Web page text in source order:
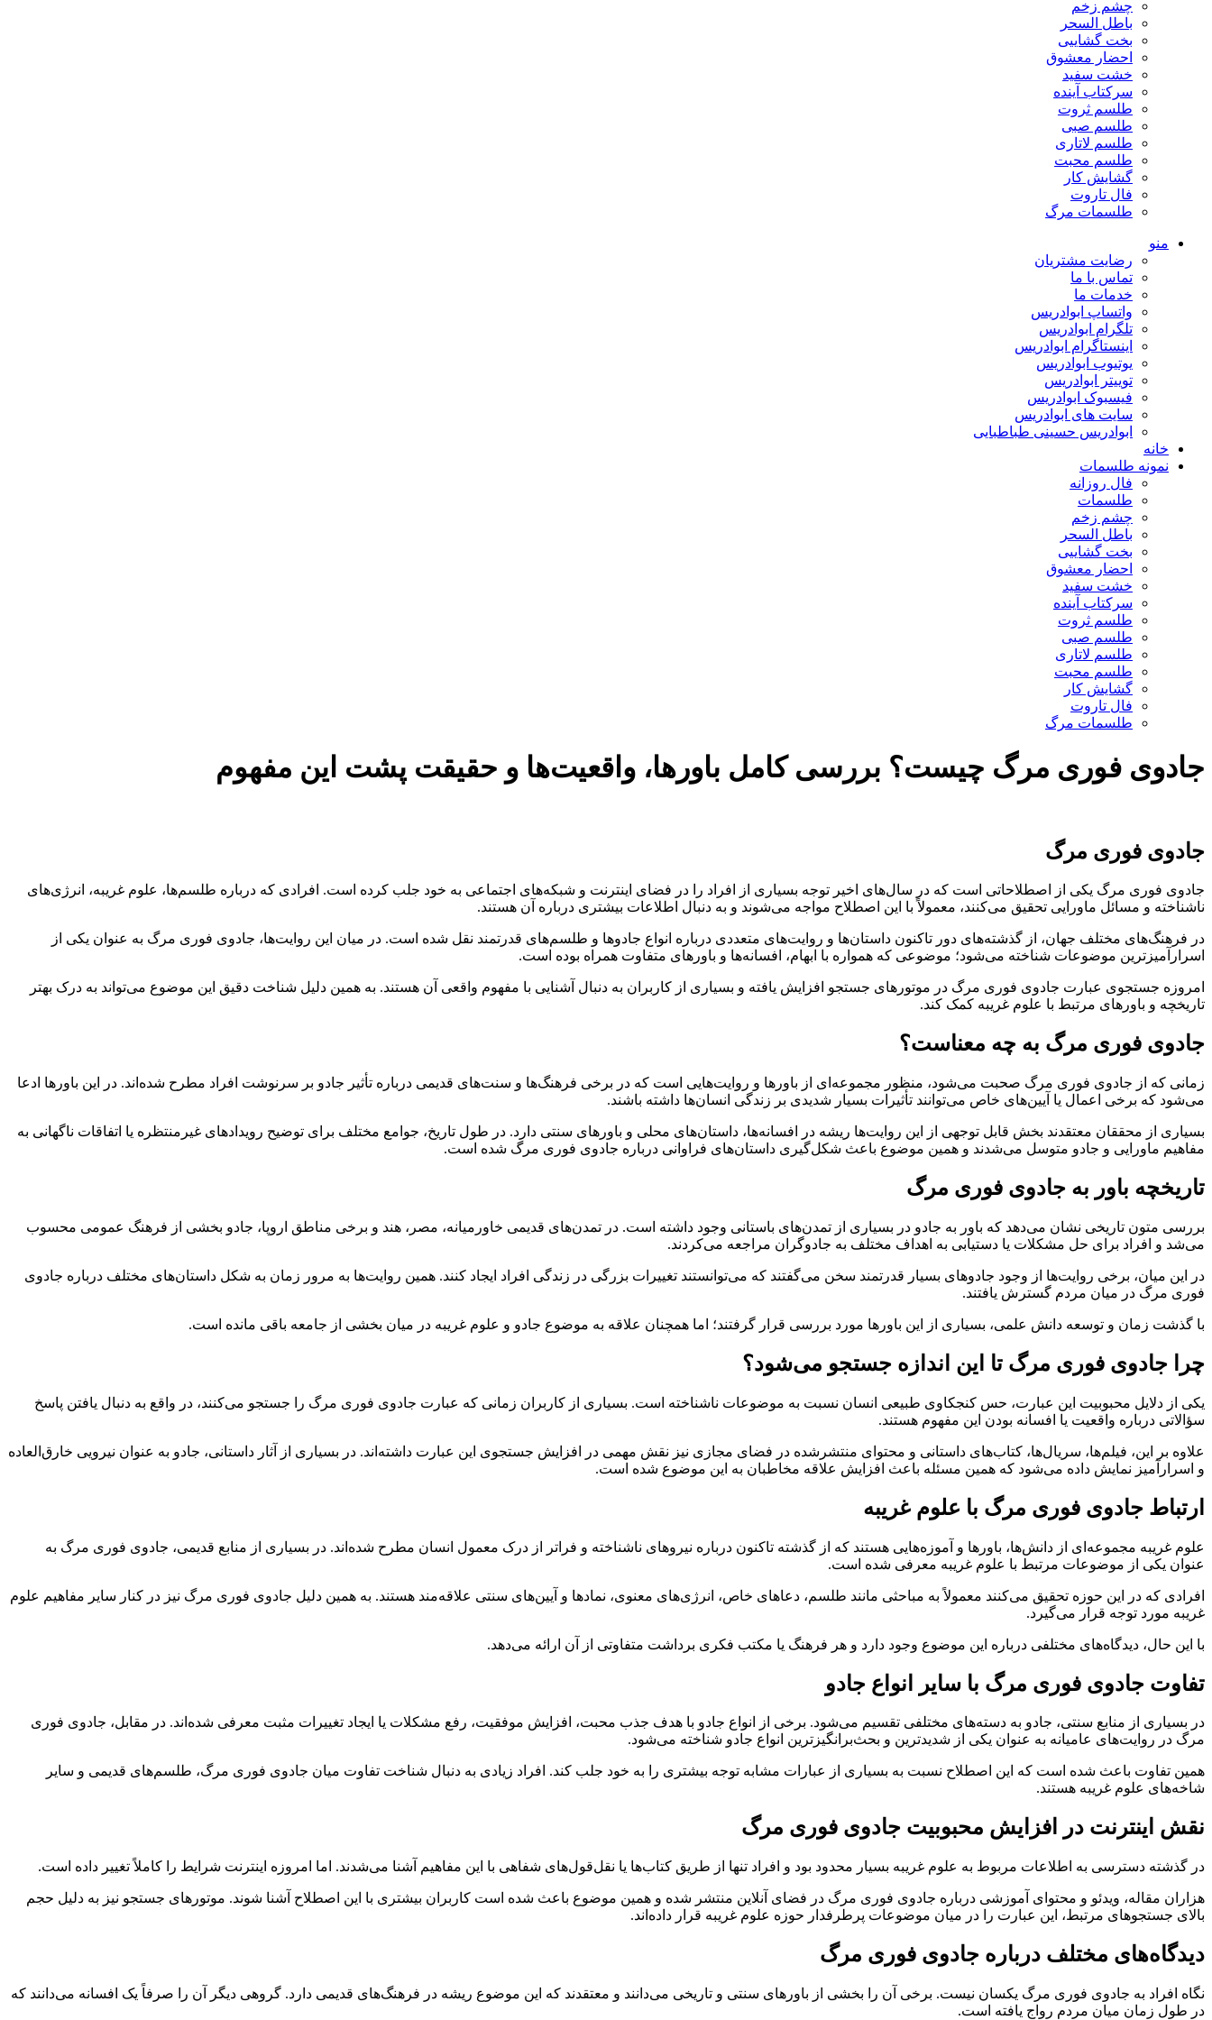
چشم زخم
باطل السحر
بخت گشاییی
احضار معشوق
خشت سفید
سرکتاب آینده
طلسم ثروت
طلسم صبی
طلسم لاتاری
طلسم محبت
گشایش کار
فال تاروت
طلسمات مرگ
منو
رضایت مشتریان
تماس با ما
خدمات ما
واتساپ ابوادریس
تلگرام ابوادریس
اینستاگرام ابوادریس
یوتیوب ابوادریس
توییتر ابوادریس
فیسبوک ابوادریس
سایت های ابوادریس
ابوادریس حسینی طباطبایی
خانه
نمونه طلسمات
فال روزانه
طلسمات
چشم زخم
باطل السحر
بخت گشاییی
احضار معشوق
خشت سفید
سرکتاب آینده
طلسم ثروت
طلسم صبی
طلسم لاتاری
طلسم محبت
گشایش کار
فال تاروت
طلسمات مرگ
جادوی فوری مرگ چیست؟ بررسی کامل باورها، واقعیت‌ها و حقیقت پشت این مفهوم
جادوی فوری مرگ
جادوی فوری مرگ یکی از اصطلاحاتی است که در سال‌های اخیر توجه بسیاری از افراد را در فضای اینترنت و شبکه‌های اجتماعی به خود جلب کرده است. افرادی که درباره طلسم‌ها، علوم غریبه، انرژی‌های
ناشناخته و مسائل ماورایی تحقیق می‌کنند، معمولاً با این اصطلاح مواجه می‌شوند و به دنبال اطلاعات بیشتری درباره آن هستند.
در فرهنگ‌های مختلف جهان، از گذشته‌های دور تاکنون داستان‌ها و روایت‌های متعددی درباره انواع جادوها و طلسم‌های قدرتمند نقل شده است. در میان این روایت‌ها، جادوی فوری مرگ به عنوان یکی از
اسرارآمیزترین موضوعات شناخته می‌شود؛ موضوعی که همواره با ابهام، افسانه‌ها و باورهای متفاوت همراه بوده است.
امروزه جستجوی عبارت جادوی فوری مرگ در موتورهای جستجو افزایش یافته و بسیاری از کاربران به دنبال آشنایی با مفهوم واقعی آن هستند. به همین دلیل شناخت دقیق این موضوع می‌تواند به درک بهتر
تاریخچه و باورهای مرتبط با علوم غریبه کمک کند.
جادوی فوری مرگ به چه معناست؟
زمانی که از جادوی فوری مرگ صحبت می‌شود، منظور مجموعه‌ای از باورها و روایت‌هایی است که در برخی فرهنگ‌ها و سنت‌های قدیمی درباره تأثیر جادو بر سرنوشت افراد مطرح شده‌اند. در این باورها ادعا
می‌شود که برخی اعمال یا آیین‌های خاص می‌توانند تأثیرات بسیار شدیدی بر زندگی انسان‌ها داشته باشند.
بسیاری از محققان معتقدند بخش قابل توجهی از این روایت‌ها ریشه در افسانه‌ها، داستان‌های محلی و باورهای سنتی دارد. در طول تاریخ، جوامع مختلف برای توضیح رویدادهای غیرمنتظره یا اتفاقات ناگهانی به
مفاهیم ماورایی و جادو متوسل می‌شدند و همین موضوع باعث شکل‌گیری داستان‌های فراوانی درباره جادوی فوری مرگ شده است.
تاریخچه باور به جادوی فوری مرگ
بررسی متون تاریخی نشان می‌دهد که باور به جادو در بسیاری از تمدن‌های باستانی وجود داشته است. در تمدن‌های قدیمی خاورمیانه، مصر، هند و برخی مناطق اروپا، جادو بخشی از فرهنگ عمومی محسوب
می‌شد و افراد برای حل مشکلات یا دستیابی به اهداف مختلف به جادوگران مراجعه می‌کردند.
در این میان، برخی روایت‌ها از وجود جادوهای بسیار قدرتمند سخن می‌گفتند که می‌توانستند تغییرات بزرگی در زندگی افراد ایجاد کنند. همین روایت‌ها به مرور زمان به شکل داستان‌های مختلف درباره جادوی
فوری مرگ در میان مردم گسترش یافتند.
با گذشت زمان و توسعه دانش علمی، بسیاری از این باورها مورد بررسی قرار گرفتند؛ اما همچنان علاقه به موضوع جادو و علوم غریبه در میان بخشی از جامعه باقی مانده است.
چرا جادوی فوری مرگ تا این اندازه جستجو می‌شود؟
یکی از دلایل محبوبیت این عبارت، حس کنجکاوی طبیعی انسان نسبت به موضوعات ناشناخته است. بسیاری از کاربران زمانی که عبارت جادوی فوری مرگ را جستجو می‌کنند، در واقع به دنبال یافتن پاسخ
سؤالاتی درباره واقعیت یا افسانه بودن این مفهوم هستند.
علاوه بر این، فیلم‌ها، سریال‌ها، کتاب‌های داستانی و محتوای منتشرشده در فضای مجازی نیز نقش مهمی در افزایش جستجوی این عبارت داشته‌اند. در بسیاری از آثار داستانی، جادو به عنوان نیرویی خارق‌العاده
و اسرارآمیز نمایش داده می‌شود که همین مسئله باعث افزایش علاقه مخاطبان به این موضوع شده است.
ارتباط جادوی فوری مرگ با علوم غریبه
علوم غریبه مجموعه‌ای از دانش‌ها، باورها و آموزه‌هایی هستند که از گذشته تاکنون درباره نیروهای ناشناخته و فراتر از درک معمول انسان مطرح شده‌اند. در بسیاری از منابع قدیمی، جادوی فوری مرگ به
عنوان یکی از موضوعات مرتبط با علوم غریبه معرفی شده است.
افرادی که در این حوزه تحقیق می‌کنند معمولاً به مباحثی مانند طلسم، دعاهای خاص، انرژی‌های معنوی، نمادها و آیین‌های سنتی علاقه‌مند هستند. به همین دلیل جادوی فوری مرگ نیز در کنار سایر مفاهیم علوم
غریبه مورد توجه قرار می‌گیرد.
با این حال، دیدگاه‌های مختلفی درباره این موضوع وجود دارد و هر فرهنگ یا مکتب فکری برداشت متفاوتی از آن ارائه می‌دهد.
تفاوت جادوی فوری مرگ با سایر انواع جادو
در بسیاری از منابع سنتی، جادو به دسته‌های مختلفی تقسیم می‌شود. برخی از انواع جادو با هدف جذب محبت، افزایش موفقیت، رفع مشکلات یا ایجاد تغییرات مثبت معرفی شده‌اند. در مقابل، جادوی فوری
مرگ در روایت‌های عامیانه به عنوان یکی از شدیدترین و بحث‌برانگیزترین انواع جادو شناخته می‌شود.
همین تفاوت باعث شده است که این اصطلاح نسبت به بسیاری از عبارات مشابه توجه بیشتری را به خود جلب کند. افراد زیادی به دنبال شناخت تفاوت میان جادوی فوری مرگ، طلسم‌های قدیمی و سایر
شاخه‌های علوم غریبه هستند.
نقش اینترنت در افزایش محبوبیت جادوی فوری مرگ
در گذشته دسترسی به اطلاعات مربوط به علوم غریبه بسیار محدود بود و افراد تنها از طریق کتاب‌ها یا نقل‌قول‌های شفاهی با این مفاهیم آشنا می‌شدند. اما امروزه اینترنت شرایط را کاملاً تغییر داده است.
هزاران مقاله، ویدئو و محتوای آموزشی درباره جادوی فوری مرگ در فضای آنلاین منتشر شده و همین موضوع باعث شده است کاربران بیشتری با این اصطلاح آشنا شوند. موتورهای جستجو نیز به دلیل حجم
بالای جستجوهای مرتبط، این عبارت را در میان موضوعات پرطرفدار حوزه علوم غریبه قرار داده‌اند.
دیدگاه‌های مختلف درباره جادوی فوری مرگ
نگاه افراد به جادوی فوری مرگ یکسان نیست. برخی آن را بخشی از باورهای سنتی و تاریخی می‌دانند و معتقدند که این موضوع ریشه در فرهنگ‌های قدیمی دارد. گروهی دیگر آن را صرفاً یک افسانه می‌دانند که
در طول زمان میان مردم رواج یافته است.